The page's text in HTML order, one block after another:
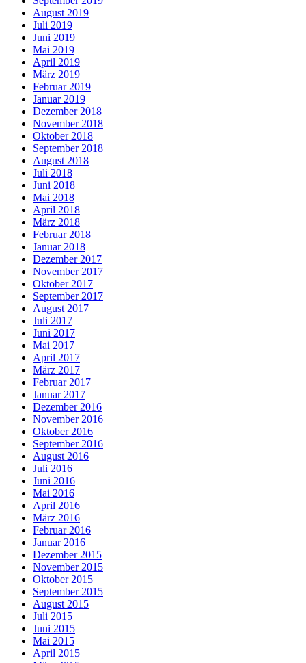
August 2019
Juli 2019
Juni 2019
Mai 2019
April 2019
März 2019
Februar 2019
Januar 2019
Dezember 2018
November 2018
Oktober 2018
September 2018
August 2018
Juli 2018
Juni 2018
Mai 2018
April 2018
März 2018
Februar 2018
Januar 2018
Dezember 2017
November 2017
Oktober 2017
September 2017
August 2017
Juli 2017
Juni 2017
Mai 2017
April 2017
März 2017
Februar 2017
Januar 2017
Dezember 2016
November 2016
Oktober 2016
September 2016
August 2016
Juli 2016
Juni 2016
Mai 2016
April 2016
März 2016
Februar 2016
Januar 2016
Dezember 2015
November 2015
Oktober 2015
September 2015
August 2015
Juli 2015
Juni 2015
Mai 2015
April 2015